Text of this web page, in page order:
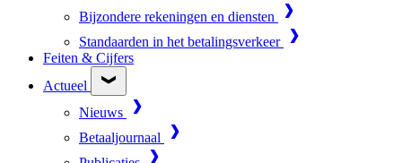
Bijzondere rekeningen en diensten
Standaarden in het betalingsverkeer
Feiten & Cijfers
Actueel
Nieuws
Betaaljournaal